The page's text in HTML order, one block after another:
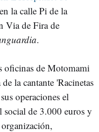
la calle Pi de la
Via de Fira de
.
oficinas de Motomami
la cantante 'Racinetas
operaciones el
social de 3.000 euros y